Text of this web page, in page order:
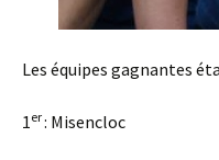
Les équipes gagnantes
1er: Misencloc